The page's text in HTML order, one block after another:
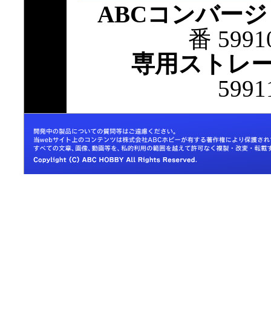
ABCコンバー
番
専用ストレ